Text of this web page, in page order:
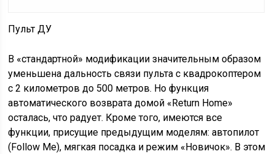
Пульт ДУ
В «стандартной» модификации значительным образом
уменьшена дальность связи пульта с квадрокоптером
с 2 километров до 500 метров. Но функция
автоматического возврата домой «Return Home»
осталась, что радует. Кроме того, имеются все
функции, присущие предыдущим моделям: автопилот
(Follow Me), мягкая посадка и режим «Новичок». В этом